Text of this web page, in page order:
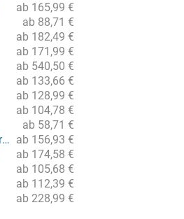
ab 165,99 €
ab 88,71 €
ab 182,49 €
ab 171,99 €
ab 540,50 €
ab 133,66 €
ab 128,99 €
ab 104,78 €
ab 58,71 €
ab 156,93 €
Flug von München nach Münster/Osnabrück
ab 174,58 €
ab 105,68 €
ab 112,39 €
ab 228,99 €